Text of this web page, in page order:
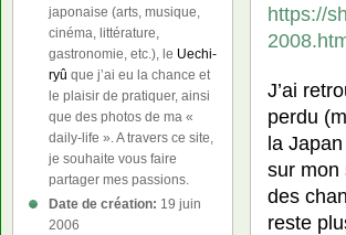
https://
J’ai
perdu
la
sur mon
des
reste
japonaise (arts, musique,
cinéma, littérature,
gastronomie, etc.), le Uechi-
ryû que j’ai eu la chance et
le plaisir de pratiquer, ainsi
que des photos de ma «
daily-life ». A travers ce site,
je souhaite vous faire
partager mes passions.
Date de création: 19 juin
2006